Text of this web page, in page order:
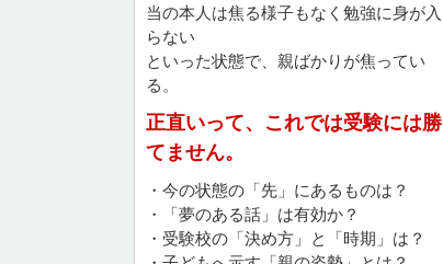
当の本人は焦る様子もなく勉強に身が入
らない
といった状態で、親ばかりが焦ってい
る。
正直いって、これでは受験には勝
てません。
・今の状態の「先」にあるものは？
・「夢のある話」は有効か？
・受験校の「決め方」と「時期」は？